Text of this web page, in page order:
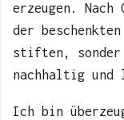
erzeugen.
der
stiften, sonder
nachhaltig
Ich bin